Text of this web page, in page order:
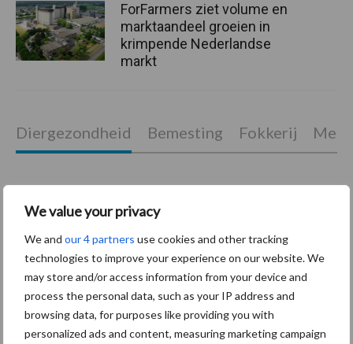
We value your privacy
We and our 4 partners use cookies and other tracking
technologies to improve your experience on our website. We
may store and/or access information from your device and
process the personal data, such as your IP address and
browsing data, for purposes like providing you with
personalized ads and content, measuring marketing campaign
ForFarmers ziet volume en
marktaandeel groeien in
krimpende Nederlandse
markt
Diergezondheid Bemesting Fokkerij
Toon meer